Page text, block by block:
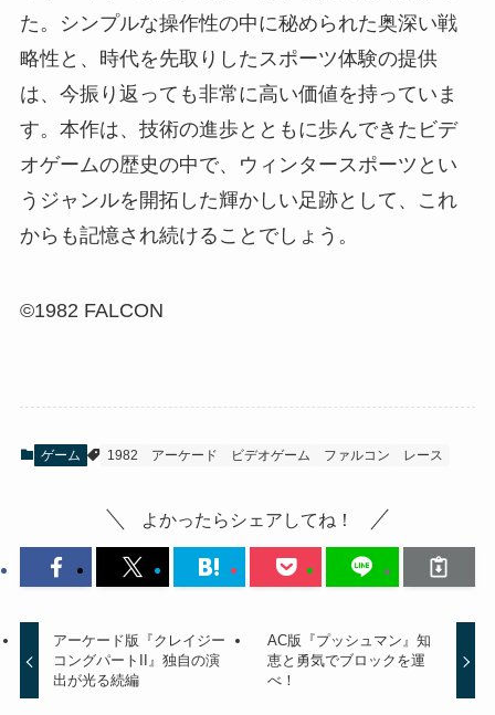
た。シンプルな操作性の中に秘められた奥深い戦
略性と、時代を先取りしたスポーツ体験の提供
は、今振り返っても非常に高い価値を持っていま
す。本作は、技術の進歩とともに歩んできたビデ
オゲームの歴史の中で、ウィンタースポーツとい
うジャンルを開拓した輝かしい足跡として、これ
からも記憶され続けることでしょう。
©1982 FALCON
ゲーム 1982 アーケード ビデオゲーム ファルコン レース
よかったらシェアしてね！
アーケード版『クレイジー
コングパートII』独自の演
出が光る続編
AC版『プッシュマン』知
恵と勇気でブロックを運
べ！